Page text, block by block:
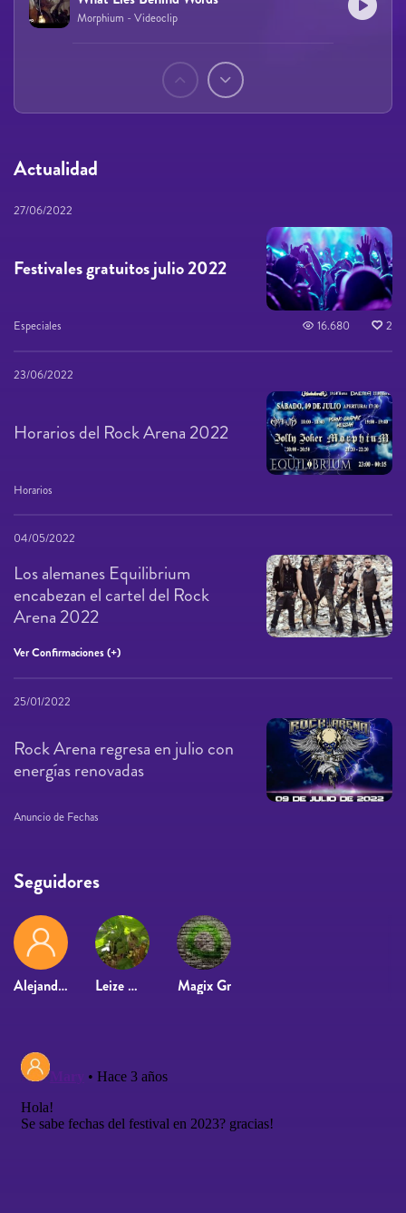
Morphium - Videoclip
Actualidad
27/06/2022
Festivales gratuitos julio 2022
Especiales 16.680 2
23/06/2022
Horarios del Rock Arena 2022
Horarios
04/05/2022
Los alemanes Equilibrium
encabezan el cartel del Rock
Arena 2022
Ver Confirmaciones (+)
25/01/2022
Rock Arena regresa en julio con
energías renovadas
Anuncio de Fechas
Seguidores
Alejandro Demarco Leize Martin Lopez Magix Gr